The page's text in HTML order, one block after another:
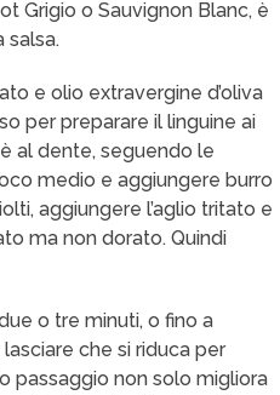
Grigio o Sauvignon Blanc, è
salsa.
e olio extravergine d’oliva
per preparare il linguine ai
al dente, seguendo le
medio e aggiungere burro
aggiungere l’aglio tritato e
ma non dorato. Quindi
o tre minuti, o fino a
che si riduca per
passaggio non solo migliora